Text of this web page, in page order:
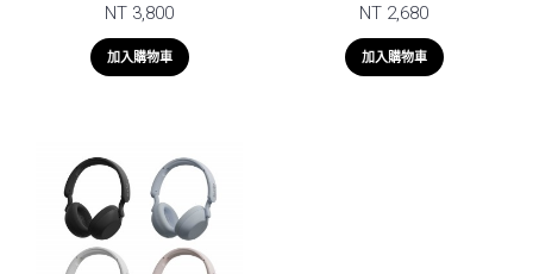
NT 3,800
加入購物車
NT 2,680
加入購物車